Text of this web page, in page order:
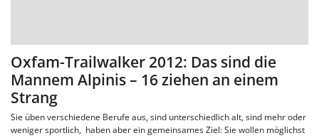
Oxfam-Trailwalker 2012: Das sind die
Mannem Alpinis – 16 ziehen an einem
Strang
Sie üben verschiedene Berufe aus, sind unterschiedlich alt, sind mehr oder
weniger sportlich, haben aber ein gemeinsames Ziel: Sie wollen möglichst